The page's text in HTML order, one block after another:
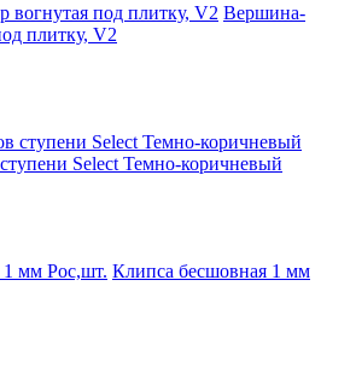
Вершина-
плитку, V2
Select Темно-коричневый
Клипса бесшовная 1 мм